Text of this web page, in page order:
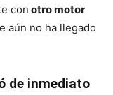
con otro motor
aún no ha llegado
de inmediato